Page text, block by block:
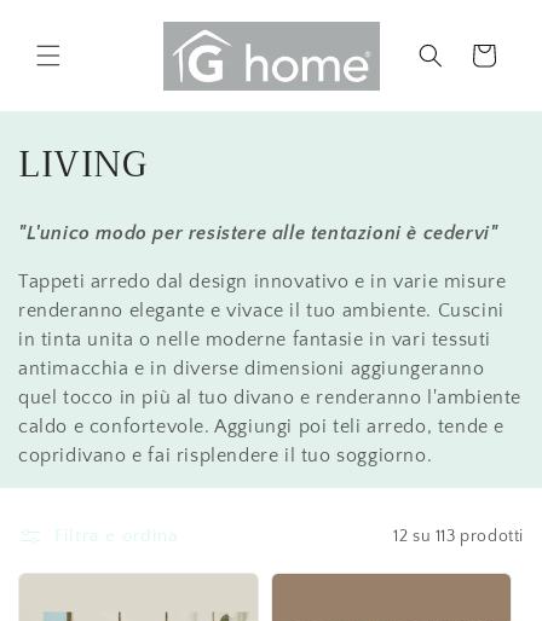
ai contenuti
Carrello
C
o
l
l
e
z
i
o
n
e
LIVING
"L'unico modo per resistere alle tentazioni è cedervi"
Tappeti arredo dal design innovativo e in varie misure
renderanno elegante e vivace il tuo ambiente. Cuscini
in tinta unita o nelle moderne fantasie in vari tessuti
antimacchia e in diverse dimensioni aggiungeranno
quel tocco in più al tuo divano e renderanno l'ambiente
caldo e confortevole. Aggiungi poi teli arredo, tende e
copridivano e fai risplendere il tuo soggiorno.
Filtra e ordina 12 su 113 prodotti